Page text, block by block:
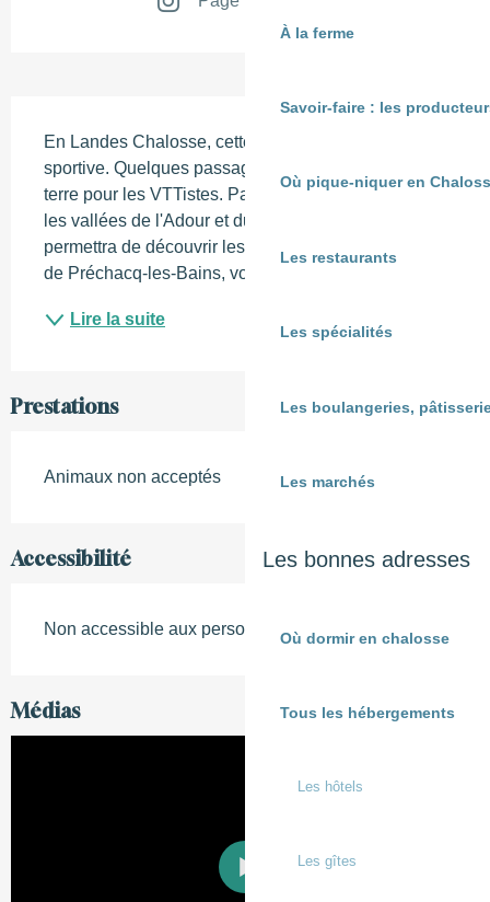
À la ferme
Savoir-faire : les
Où pique-niquer en
Les restaurants
Les spécialités
Les boulangeries,
Les marchés
Les bonnes adresses
Où dormir en chalosse
Tous les hébergements
Les hôtels
Les gîtes
En Landes Chalosse, cette boucle est plutôt
sportive. Quelques passages nécessitent un pied à
terre pour les VTTistes. Parcours varié dominé par
les vallées de l'Adour et du Louts. Ce circuit vous
permettra de découvrir les rives du Louts et la forêt
de Préchacq-les-Bains, vous passerez par des...
Lire la suite
Prestations
Animaux non acceptés
Accessibilité
Non accessible aux personnes à mobilité réduite
Médias